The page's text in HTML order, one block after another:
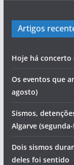
Artigos
Hoje há concerto
Os eventos que
agosto)
Sismos,
Algarve
Dois sismos
deles foi sentido